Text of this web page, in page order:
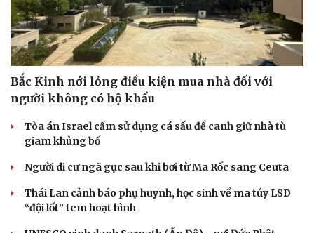
Bắc Kinh nới lỏng điều kiện mua nhà đối với
người không có hộ khẩu
Tòa án Israel cấm sử dụng cá sấu để canh giữ nhà tù
giam khủng bố
Người di cư ngã gục sau khi bơi từ Ma Rốc sang Ceuta
Thái Lan cảnh báo phụ huynh, học sinh về ma túy LSD
“đội lốt” tem hoạt hình